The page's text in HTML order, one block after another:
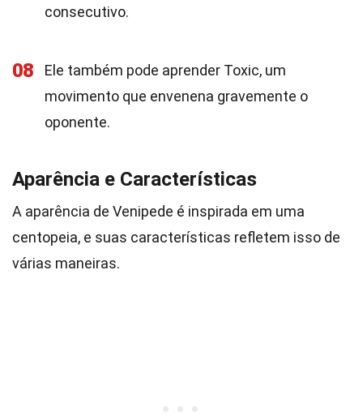
consecutivo.
08
Ele também pode aprender Toxic, um
movimento que envenena gravemente o
oponente.
Aparência e Características
A aparência de Venipede é inspirada em uma
centopeia, e suas características refletem isso de
várias maneiras.